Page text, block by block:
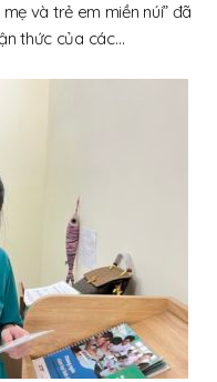
và trẻ em miền núi” đã
thức của các…